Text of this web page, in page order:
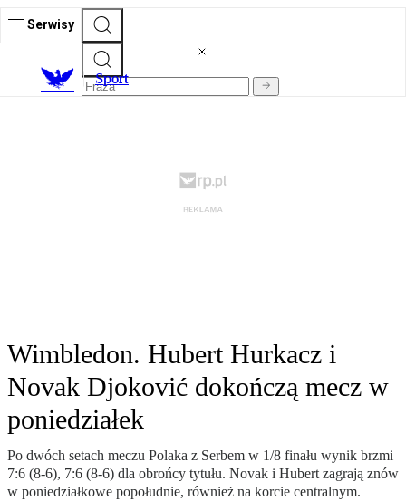
Serwisy
Sport
Wimbledon. Hubert Hurkacz i
Novak Djoković dokończą mecz w
poniedziałek
Po dwóch setach meczu Polaka z Serbem w 1/8 finału wynik brzmi
7:6 (8-6), 7:6 (8-6) dla obrońcy tytułu. Novak i Hubert zagrają znów
w poniedziałkowe popołudnie, również na korcie centralnym.